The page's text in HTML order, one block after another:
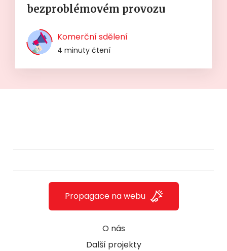
bezproblémovém provozu
Komerční sdělení
4 minuty čtení
O nás
Další projekty
Propagace na webu